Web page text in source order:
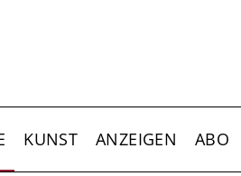
KUNST ANZEIGEN ABO